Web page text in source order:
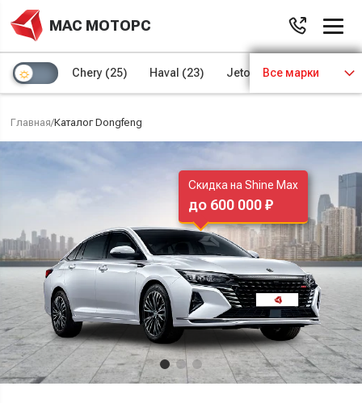
МАС МОТОРС
Chery (25) Haval (23) Jetour (8) Kaiyi (4)
Все марки
Главная/Каталог Dongfeng
Скидка на Shine Max
до 600 000 ₽